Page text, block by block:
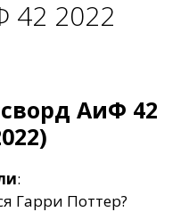
42 2022
АиФ 42
:
Гарри Поттер?